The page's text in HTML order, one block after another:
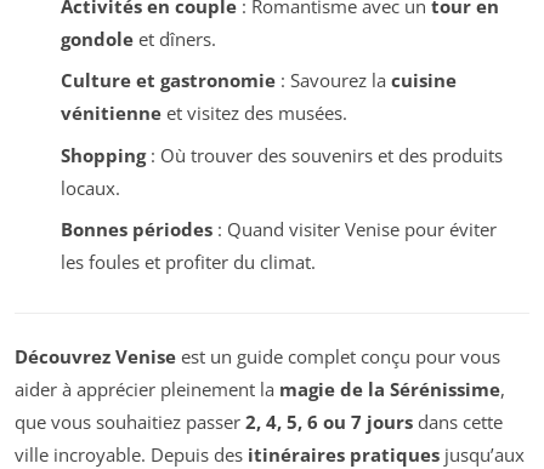
Activités en couple: Romantisme avec un tour en
gondoleet dîners.
Culture et gastronomie: Savourez la cuisine
vénitienneet visitez des musées.
Shopping: Où trouver des souvenirs et des produits
locaux.
Bonnes périodes: Quand visiter Venise pour éviter
les foules et profiter du climat.
Découvrez Venise est un guide complet conçu pour vous
aider à apprécier pleinement la magie de la Sérénissime,
que vous souhaitiez passer 2, 4, 5, 6 ou 7 jours dans cette
ville incroyable. Depuis des itinéraires pratiques jusqu’aux